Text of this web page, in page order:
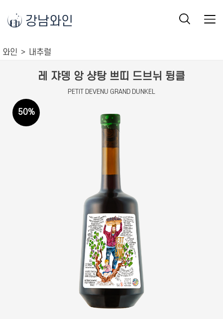
강남와인
와인 내추럴
레 쟈뎅 앙 샹탕 쁘띠 드브뉘 뒹클
PETIT DEVENU GRAND DUNKEL
50%